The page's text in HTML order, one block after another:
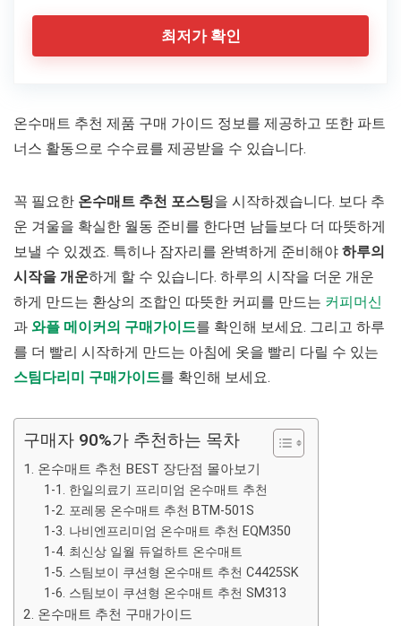
최저가 확인
온수매트 추천 제품 구매 가이드 정보를 제공하고 또한 파트
너스 활동으로 수수료를 제공받을 수 있습니다.
꼭 필요한 온수매트 추천 포스팅을 시작하겠습니다. 보다 추
운 겨울을 확실한 월동 준비를 한다면 남들보다 더 따뜻하게
보낼 수 있겠죠. 특히나 잠자리를 완벽하게 준비해야 하루의
시작을 개운하게 할 수 있습니다. 하루의 시작을 더운 개운
하게 만드는 환상의 조합인 따뜻한 커피를 만드는 커피머신
과 와플 메이커의 구매가이드를 확인해 보세요. 그리고 하루
를 더 빨리 시작하게 만드는 아침에 옷을 빨리 다릴 수 있는
스팀다리미 구매가이드를 확인해 보세요.
구매자 90%가 추천하는 목차
1. 온수매트 추천 BEST 장단점 몰아보기
1-1. 한일의료기 프리미엄 온수매트 추천
1-2. 포레몽 온수매트 추천 BTM-501S
1-3. 나비엔프리미엄 온수매트 추천 EQM350
1-4. 최신상 일월 듀얼하트 온수매트
1-5. 스팀보이 쿠션형 온수매트 추천 C4425SK
1-6. 스팀보이 쿠션형 온수매트 추천 SM313
2. 온수매트 추천 구매가이드